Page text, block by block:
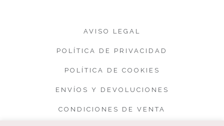
AVISO LEGAL
POLÍTICA DE PRIVACIDAD
POLÍTICA DE COOKIES
ENVÍOS Y DEVOLUCIONES
CONDICIONES DE VENTA